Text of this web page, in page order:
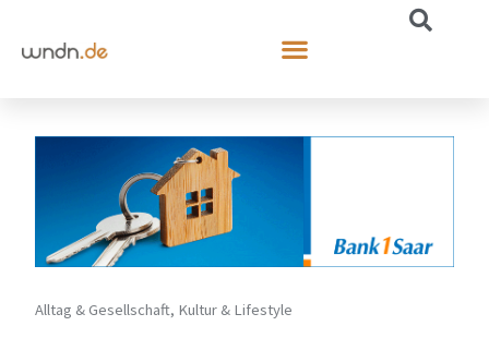
Alltag & Gesellschaft, Kultur & Lifestyle